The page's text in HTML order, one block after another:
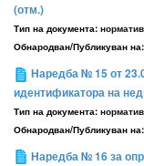
(отм.)
Тип на документа:
Обнародван/Публикуван на:
Наредба № 15 от
идентификатора на
Тип на документа:
Обнародван/Публикуван на:
Наредба № 16 за